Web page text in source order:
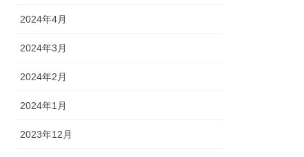
2024年4月
2024年3月
2024年2月
2024年1月
2023年12月